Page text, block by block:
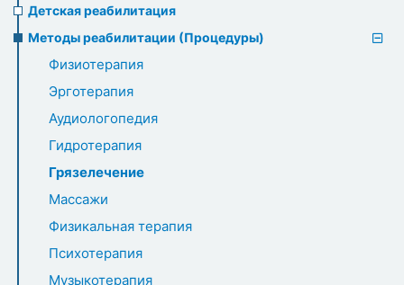
menu
Детская реабилитация
Методы реабилитации (Процедуры)
Физиотерапия
Эрготерапия
Аудиологопедия
Гидротерапия
Грязелечение
Массажи
Физикальная терапия
Психотерапия
Музыкотерапия